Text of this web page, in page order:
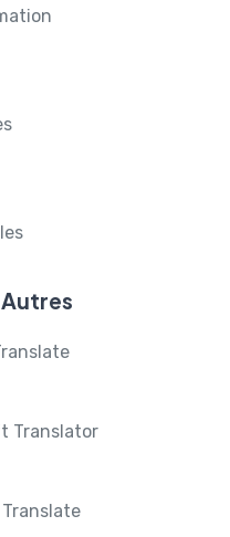
Translator